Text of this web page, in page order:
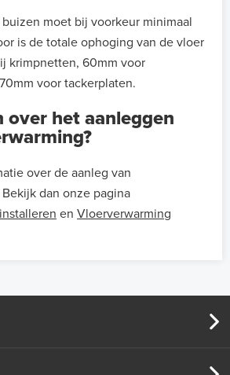
moet bij voorkeur minimaal
is de totale ophoging van de vloer
krimpnetten, 60mm voor
voor tackerplaten.
over het aanleggen
over de aanleg van
dan onze pagina
en Vloerverwarming